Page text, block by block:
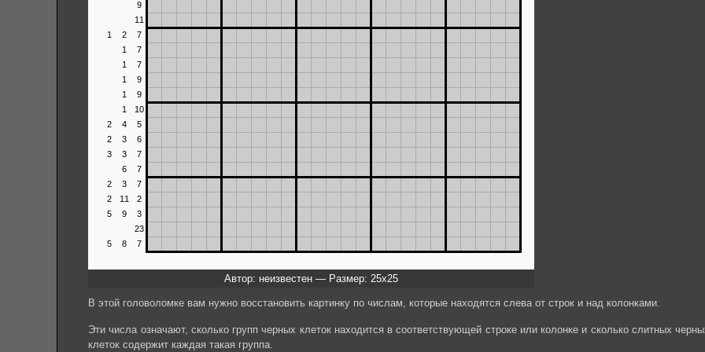
Автор: неизвестен — Размер: 25x25
В этой головоломке вам нужно восстановить картинку по числам, которые находятся слева от строк и над колонками.
Эти числа означают, сколько групп черных клеток находится в соответствующей строке или колонке и сколько слитных
клеток содержит каждая такая группа.